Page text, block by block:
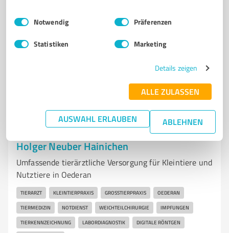
Impressum Datenschutzbestimmungen
Einwilligungsauswahl
Notwendig Präferenzen
Statistiken Marketing
Details zeigen
ALLE ZULASSEN
AUSWAHL ERLAUBEN ABLEHNEN
Weberstraße 52, 09648 Mittweida
www.praxis-wustmann.de/
Holger Neuber Hainichen
Umfassende tierärztliche Versorgung für Kleintiere und
Nutztiere in Oederan
TIERARZT KLEINTIERPRAXIS GROSSTIERPRAXIS OEDERAN
TIERMEDIZIN NOTDIENST WEICHTEILCHIRURGIE IMPFUNGEN
TIERKENNZEICHNUNG LABORDIAGNOSTIK DIGITALE RÖNTGEN